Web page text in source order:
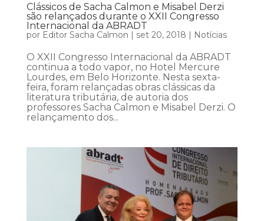
Clássicos de Sacha Calmon e Misabel Derzi
são relançados durante o XXII Congresso
Internacional da ABRADT
por Editor Sacha Calmon | set 20, 2018 | Notícias
O XXII Congresso Internacional da ABRADT
continua a todo vapor, no Hotel Mercure
Lourdes, em Belo Horizonte. Nesta sexta-
feira, foram relançadas obras clássicas da
literatura tributária, de autoria dos
professores Sacha Calmon e Misabel Derzi. O
relançamento dos...